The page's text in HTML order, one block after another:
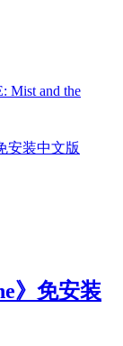
Mist and the
安装中文版
》免安装